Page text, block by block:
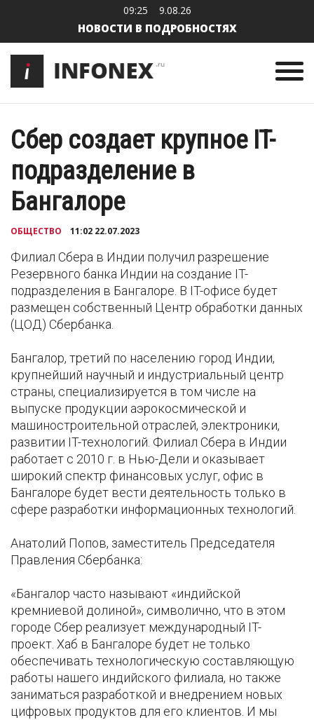
09:25 9.08.26
НОВОСТИ В ПОДРОБНОСТЯХ
Сбер создает крупное IT-
подразделение в
Бангалоре
ОБЩЕСТВО 11:02 22.07.2023
Филиал Сбера в Индии получил разрешение
Резервного банка Индии на создание IT-
подразделения в Бангалоре. В IT-офисе будет
размещен собственный Центр обработки данных
(ЦОД) Сбербанка.
Бангалор, третий по населению город Индии,
крупнейший научный и индустриальный центр
страны, специализируется в том числе на
выпуске продукции аэрокосмической и
машиностроительной отраслей, электроники,
развитии IT-технологий. Филиал Сбера в Индии
работает с 2010 г. в Нью-Дели и оказывает
широкий спектр финансовых услуг, офис в
Бангалоре будет вести деятельность только в
сфере разработки информационных технологий.
Анатолий Попов, заместитель Председателя
Правления Сбербанка:
«Бангалор часто называют «индийской
кремниевой долиной», символично, что в этом
городе Сбер реализует международный IT-
проект. Хаб в Бангалоре будет не только
обеспечивать технологическую составляющую
работы нашего индийского филиала, но также
заниматься разработкой и внедрением новых
цифровых продуктов для его клиентов. И мы